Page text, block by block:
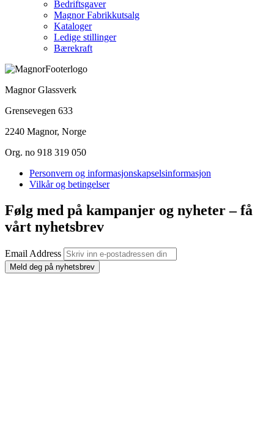
Bedriftsgaver
Magnor Fabrikkutsalg
Kataloger
Ledige stillinger
Bærekraft
Magnor Glassverk
Grensevegen 633
2240 Magnor, Norge
Org. no 918 319 050
Personvern og informasjonskapselsinformasjon
Vilkår og betingelser
Følg med på kampanjer og nyheter – få
vårt nyhetsbrev
Email Address
Meld deg på nyhetsbrev